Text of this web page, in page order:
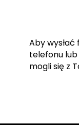
Aby
telefonu
mogli się z